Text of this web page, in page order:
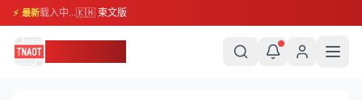
⚡ 最新载入中...🇰🇭 柬文版